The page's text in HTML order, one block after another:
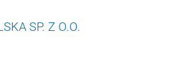
SP. Z O.O.